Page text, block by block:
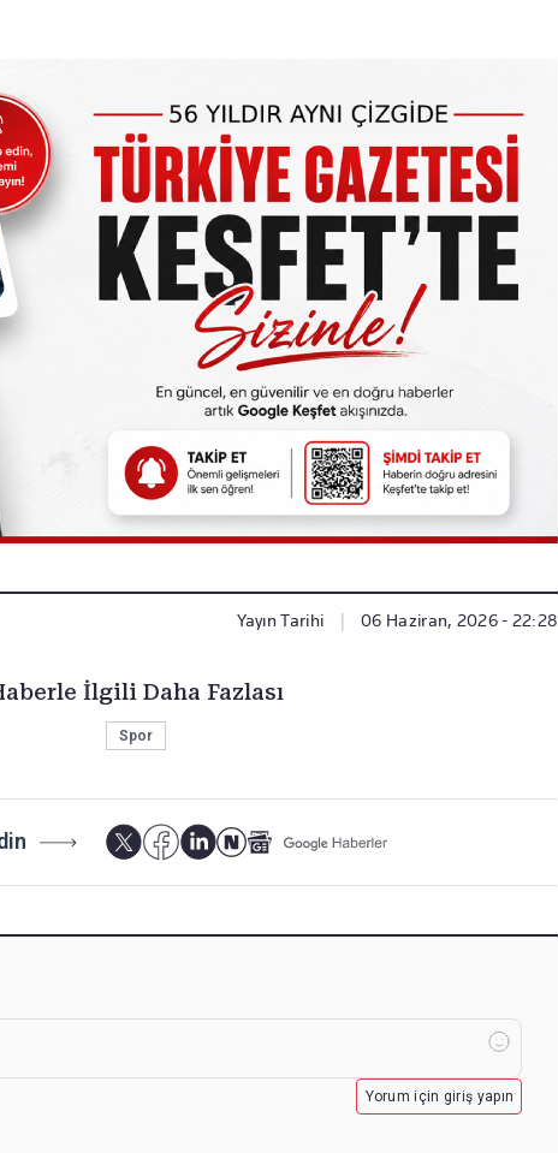
Yayın Tarihi 06 Haziran, 2026 - 22:28
İlgili Daha Fazlası
Spor
Yorum için giriş yapın